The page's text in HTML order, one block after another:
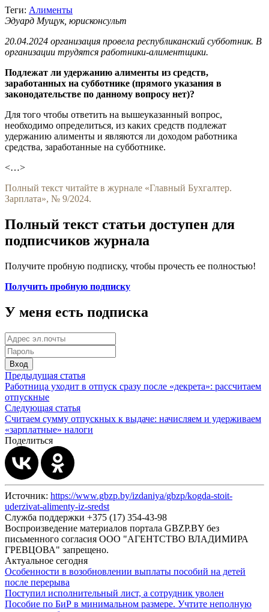
Теги: Алименты
Эдуард Мущук, юрисконсульт
20.04.2024 организация провела республиканский субботник. В
организации трудятся работники-алиментщики.
Подлежат ли удержанию алименты из средств,
заработанных на субботнике (прямого указания в
законодательстве по данному вопросу нет)?
Для того чтобы ответить на вышеуказанный вопрос,
необходимо определиться, из каких средств подлежат
удержанию алименты и являются ли доходом работника
средства, заработанные на субботнике.
<…>
Полный текст читайте в журнале «Главный Бухгалтер.
Зарплата», № 9/2024.
Полный текст статьи доступен для
подписчиков журнала
Получите пробную подписку, чтобы прочесть ее полностью!
Получить пробную подписку
У меня есть подписка
Вход
Предыдущая статья
Работница уходит в отпуск сразу после «декрета»: рассчитаем
отпускные
Следующая статья
Считаем сумму отпускных к выдаче: начисляем и удерживаем
«зарплатные» налоги
Поделиться
Источник: https://www.gbzp.by/izdaniya/gbzp/kogda-stoit-
uderzivat-alimenty-iz-sredst
Служба поддержки +375 (17) 354-43-98
Воспроизведение материалов портала GBZP.BY без
письменного согласия OOO "АГЕНТСТВО ВЛАДИМИРА
ГРЕВЦОВА" запрещено.
Актуальное сегодня
Особенности в возобновлении выплаты пособий на детей
после перерыва
Поступил исполнительный лист, а сотрудник уволен
Пособие по БиР в минимальном размере. Учтите неполную